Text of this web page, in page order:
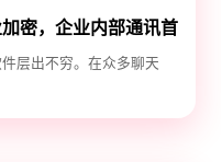
密，企业内部通讯首
层出不穷。在众多聊天